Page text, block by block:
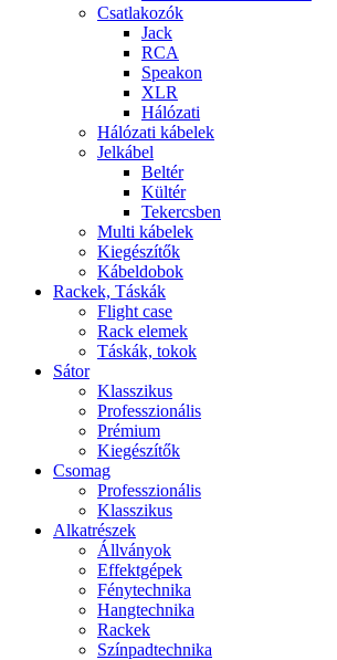
Csatlakozók
Jack
RCA
Speakon
XLR
Hálózati
Hálózati kábelek
Jelkábel
Beltér
Kültér
Tekercsben
Multi kábelek
Kiegészítők
Kábeldobok
Rackek, Táskák
Flight case
Rack elemek
Táskák, tokok
Sátor
Klasszikus
Professzionális
Prémium
Kiegészítők
Csomag
Professzionális
Klasszikus
Alkatrészek
Állványok
Effektgépek
Fénytechnika
Hangtechnika
Rackek
Színpadtechnika